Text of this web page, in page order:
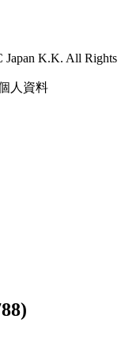
Japan K.K. All Rights
人資料